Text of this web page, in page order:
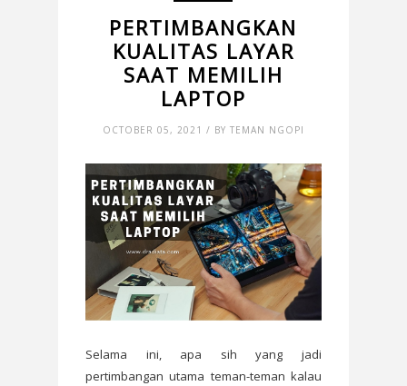
PERTIMBANGKAN
KUALITAS LAYAR
SAAT MEMILIH
LAPTOP
OCTOBER 05, 2021 / BY TEMAN NGOPI
Selama ini, apa sih yang jadi
pertimbangan utama teman-teman kalau